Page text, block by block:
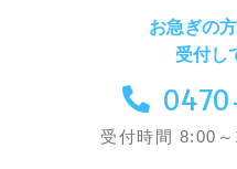
お急ぎの
受付し
受付時間 8:00～